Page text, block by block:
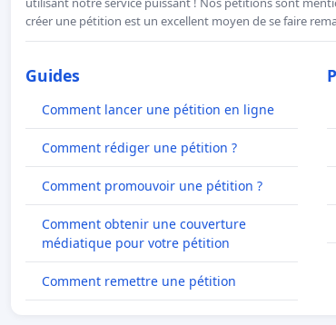
créer une pétition est un excellent moyen de se faire
Guides
Comment lancer une pétition en ligne
Comment rédiger une pétition ?
Comment promouvoir une pétition ?
Comment obtenir une couverture
médiatique pour votre pétition
Comment remettre une pétition